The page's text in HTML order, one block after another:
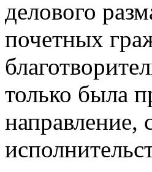
делового
почетных
только была
направление,